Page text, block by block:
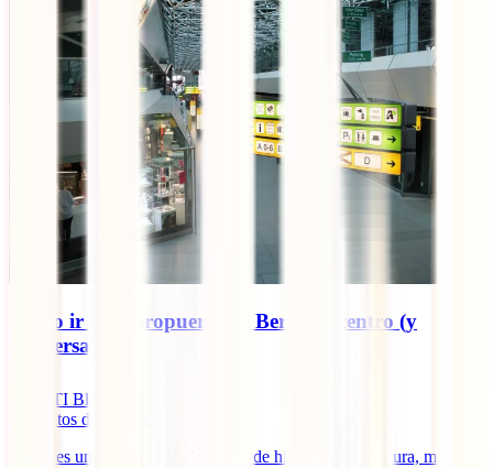
Cómo ir del Aeropuerto de Berlín al centro (y
viceversa)
IATI Blog
minutos de lectura
Berlín es una vibrante ciudad llena de historia, arquitectura, museos